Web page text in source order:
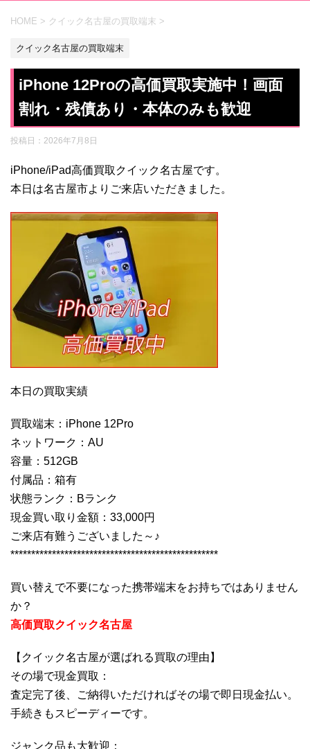
HOME > クイック名古屋の買取端末 >
クイック名古屋の買取端末
iPhone 12Proの高価買取実施中！画面
割れ・残債あり・本体のみも歓迎
投稿日： 2026年7月8日
iPhone/iPad高価買取クイック名古屋です。
本日は名古屋市よりご来店いただきました。
本日の買取実績
買取端末：iPhone 12Pro
ネットワーク：AU
容量：512GB
付属品：箱有
状態ランク：Bランク
現金買い取り金額：33,000円
ご来店有難うございました～♪
**************************************************
買い替えで不要になった携帯端末をお持ちではありません
か？
高価買取クイック名古屋
【クイック名古屋が選ばれる買取の理由】
その場で現金買取：
査定完了後、ご納得いただければその場で即日現金払い。
手続きもスピーディーです。
ジャンク品も大歓迎：